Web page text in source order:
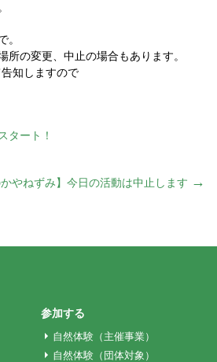
。
所の変更、中止の場合もあります。
知しますので
タート！
かやねずみ】今日の活動は中止します →
参加する
自然体験（主催事業）
自然体験（団体対象）